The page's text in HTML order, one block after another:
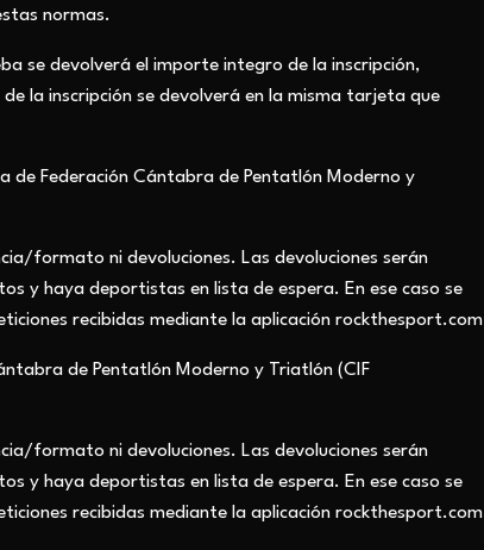
normas.
se devolverá el importe integro de la inscripción,
la inscripción se devolverá en la misma tarjeta que
de Federación Cántabra de Pentatlón Moderno y
formato ni devoluciones. Las devoluciones serán
y haya deportistas en lista de espera. En ese caso se
recibidas mediante la aplicación rockthesport.com
de Pentatlón Moderno y Triatlón (CIF
formato ni devoluciones. Las devoluciones serán
y haya deportistas en lista de espera. En ese caso se
recibidas mediante la aplicación rockthesport.com